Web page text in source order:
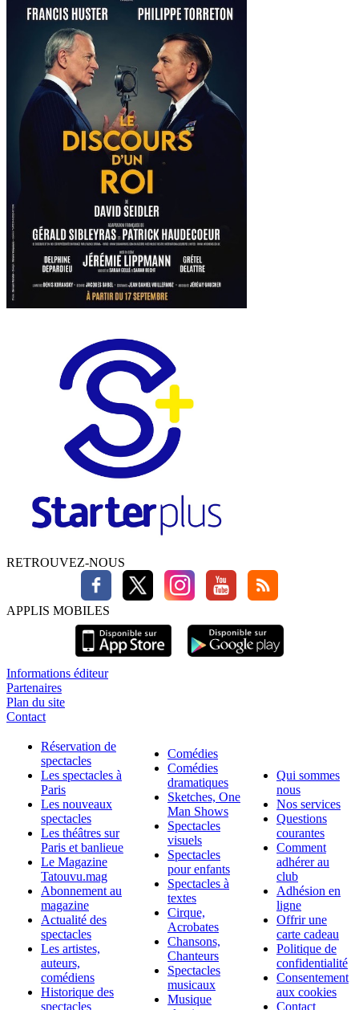
RETROUVEZ-NOUS
APPLIS MOBILES
Informations éditeur
Partenaires
Plan du site
Contact
Réservation de
spectacles
Les spectacles à
Paris
Les nouveaux
spectacles
Les théâtres sur
Paris et banlieue
Le Magazine
Tatouvu.mag
Abonnement au
magazine
Actualité des
spectacles
Les artistes,
auteurs,
comédiens
Historique des
spectacles
Comédies
Comédies
dramatiques
Sketches, One
Man Shows
Spectacles
visuels
Spectacles
pour enfants
Spectacles à
textes
Cirque,
Acrobates
Chansons,
Chanteurs
Spectacles
musicaux
Musique
Qui sommes
nous
Nos services
Questions
courantes
Comment
adhérer au
club
Adhésion en
ligne
Offrir une
carte cadeau
Politique de
confidentialité
Consentement
aux cookies
Contact